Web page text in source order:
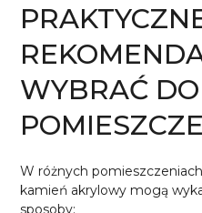
WYBRAĆ
W różnych
kamień akrylowy mogą
sposoby: